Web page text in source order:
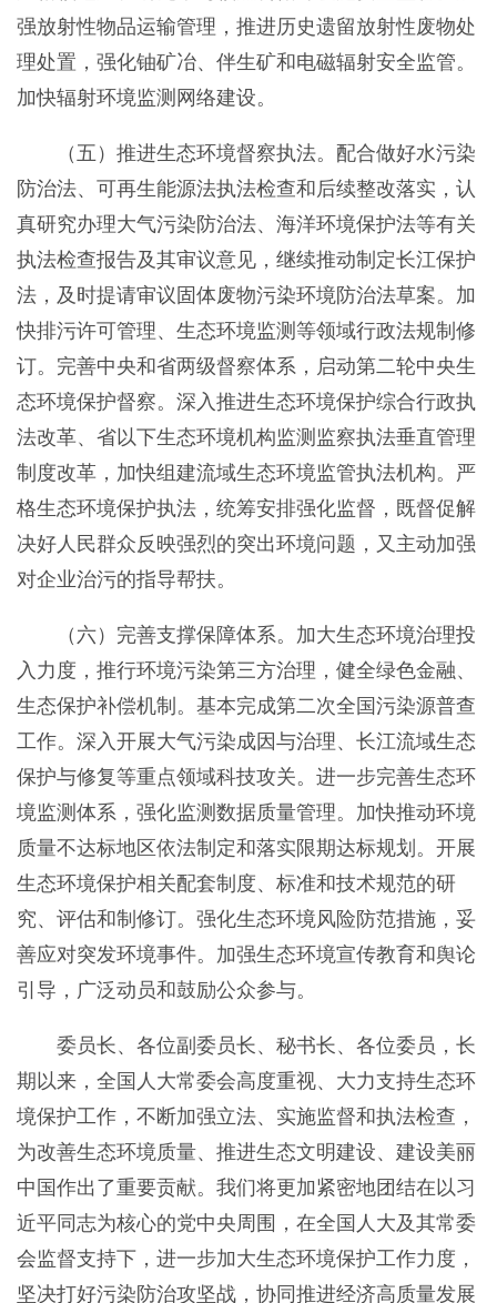
强放射性物品运输管理，推进历史遗留放射性废物处
理处置，强化铀矿冶、伴生矿和电磁辐射安全监管。
加快辐射环境监测网络建设。
（五）推进生态环境督察执法。配合做好水污染
防治法、可再生能源法执法检查和后续整改落实，认
真研究办理大气污染防治法、海洋环境保护法等有关
执法检查报告及其审议意见，继续推动制定长江保护
法，及时提请审议固体废物污染环境防治法草案。加
快排污许可管理、生态环境监测等领域行政法规制修
订。完善中央和省两级督察体系，启动第二轮中央生
态环境保护督察。深入推进生态环境保护综合行政执
法改革、省以下生态环境机构监测监察执法垂直管理
制度改革，加快组建流域生态环境监管执法机构。严
格生态环境保护执法，统筹安排强化监督，既督促解
决好人民群众反映强烈的突出环境问题，又主动加强
对企业治污的指导帮扶。
（六）完善支撑保障体系。加大生态环境治理投
入力度，推行环境污染第三方治理，健全绿色金融、
生态保护补偿机制。基本完成第二次全国污染源普查
工作。深入开展大气污染成因与治理、长江流域生态
保护与修复等重点领域科技攻关。进一步完善生态环
境监测体系，强化监测数据质量管理。加快推动环境
质量不达标地区依法制定和落实限期达标规划。开展
生态环境保护相关配套制度、标准和技术规范的研
究、评估和制修订。强化生态环境风险防范措施，妥
善应对突发环境事件。加强生态环境宣传教育和舆论
引导，广泛动员和鼓励公众参与。
委员长、各位副委员长、秘书长、各位委员，长
期以来，全国人大常委会高度重视、大力支持生态环
境保护工作，不断加强立法、实施监督和执法检查，
为改善生态环境质量、推进生态文明建设、建设美丽
中国作出了重要贡献。我们将更加紧密地团结在以习
近平同志为核心的党中央周围，在全国人大及其常委
会监督支持下，进一步加大生态环境保护工作力度，
坚决打好污染防治攻坚战，协同推进经济高质量发展